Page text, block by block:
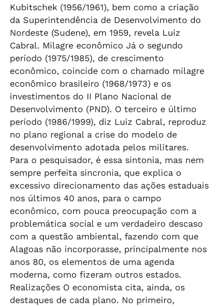
Kubitschek (1956/1961), bem como a criação
da Superintendência de Desenvolvimento do
Nordeste (Sudene), em 1959, revela Luiz
Cabral. Milagre econômico Já o segundo
período (1975/1985), de crescimento
econômico, coincide com o chamado milagre
econômico brasileiro (1968/1973) e os
investimentos do II Plano Nacional de
Desenvolvimento (PND). O terceiro e último
período (1986/1999), diz Luiz Cabral, reproduz
no plano regional a crise do modelo de
desenvolvimento adotada pelos militares.
Para o pesquisador, é essa sintonia, mas nem
sempre perfeita sincronia, que explica o
excessivo direcionamento das ações estaduais
nos últimos 40 anos, para o campo
econômico, com pouca preocupação com a
problemática social e um verdadeiro descaso
com a questão ambiental, fazendo com que
Alagoas não incorporasse, principalmente nos
anos 80, os elementos de uma agenda
moderna, como fizeram outros estados.
Realizações O economista cita, ainda, os
destaques de cada plano. No primeiro,